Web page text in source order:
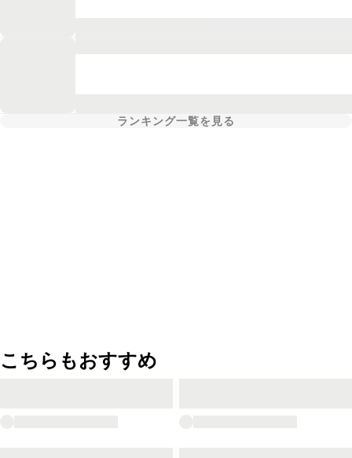
ランキング一覧を見る
こちらもおすすめ